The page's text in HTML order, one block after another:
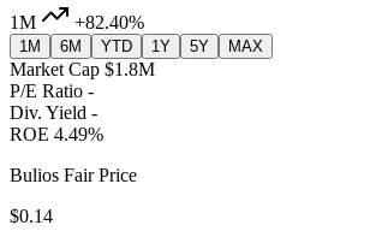
1M
+82.40%
1M 6M YTD 1Y 5Y MAX
Market Cap $1.8M
P/E Ratio -
Div. Yield -
ROE 4.49%
Bulios Fair Price
$0.14